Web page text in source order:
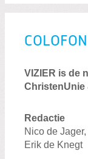
COLOFON
VIZIER is de
ChristenUnie
Redactie
Nico de
Erik de Knegt